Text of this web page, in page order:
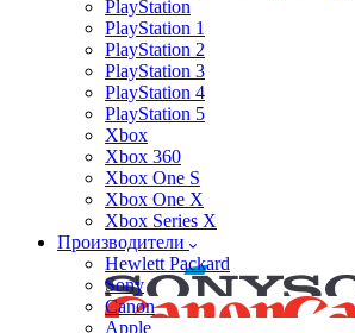
PlayStation
PlayStation 1
PlayStation 2
PlayStation 3
PlayStation 4
PlayStation 5
Xbox
Xbox 360
Xbox One S
Xbox One X
Xbox Series X
Производители
Hewlett Packard
Sony
Canon
Apple